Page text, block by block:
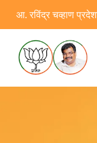
आ. रविंद्र चव्हाण